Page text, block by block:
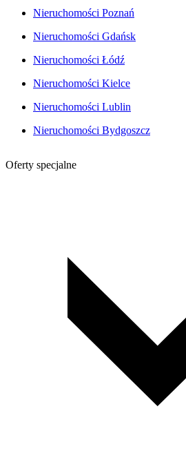
Nieruchomości Poznań
Nieruchomości Gdańsk
Nieruchomości Łódź
Nieruchomości Kielce
Nieruchomości Lublin
Nieruchomości Bydgoszcz
Oferty specjalne